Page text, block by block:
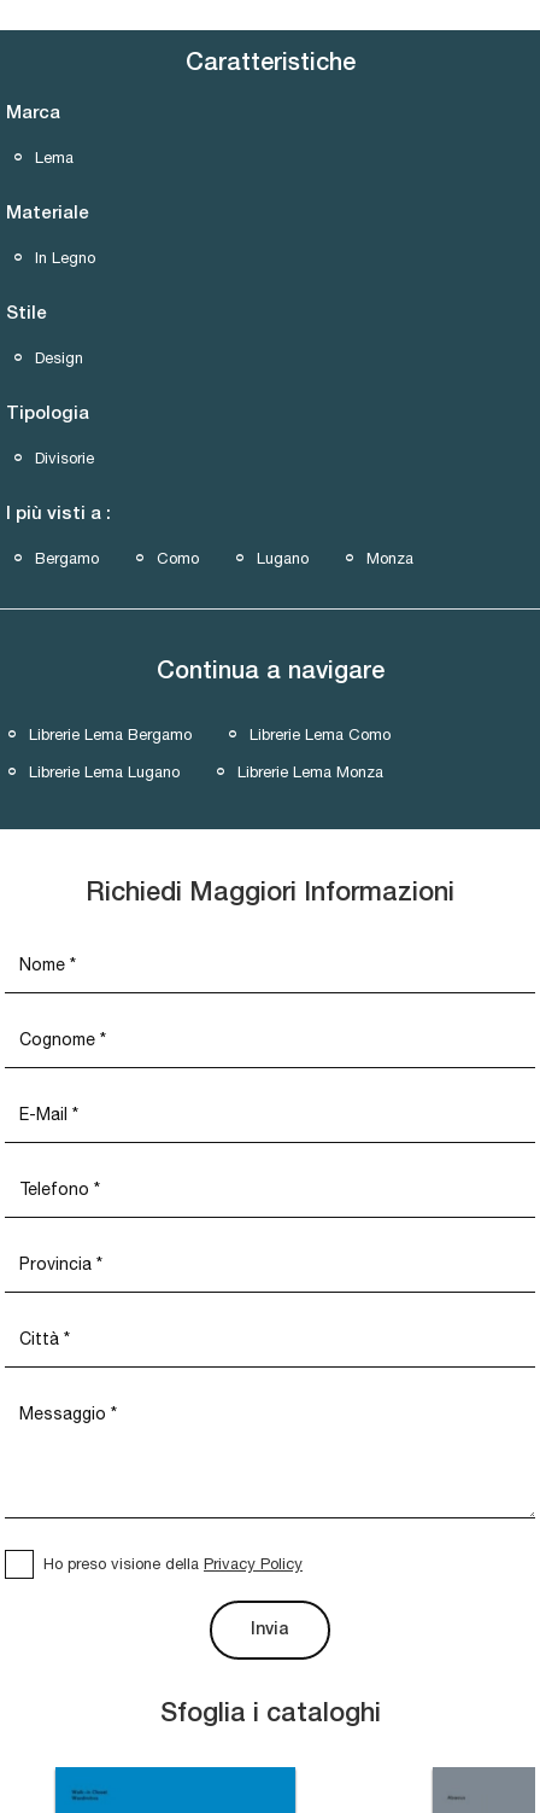
Caratteristiche
Marca
Lema
Materiale
In Legno
Stile
Design
Tipologia
Divisorie
I più visti a :
Bergamo Como Lugano Monza
Continua a navigare
Librerie Lema Bergamo Librerie Lema Como
Librerie Lema Lugano Librerie Lema Monza
Sfoglia i cataloghi
Richiedi Maggiori Informazioni
Ho preso visione della Privacy Policy
Invia